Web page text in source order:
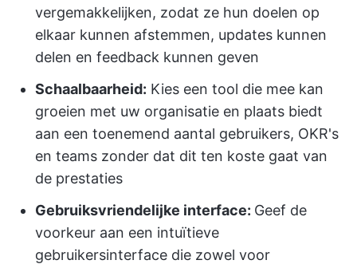
vergemakkelijken, zodat ze hun doelen op
elkaar kunnen afstemmen, updates kunnen
delen en feedback kunnen geven
Schaalbaarheid: Kies een tool die mee kan
groeien met uw organisatie en plaats biedt
aan een toenemend aantal gebruikers, OKR's
en teams zonder dat dit ten koste gaat van
de prestaties
Gebruiksvriendelijke interface: Geef de
voorkeur aan een intuïtieve
gebruikersinterface die zowel voor